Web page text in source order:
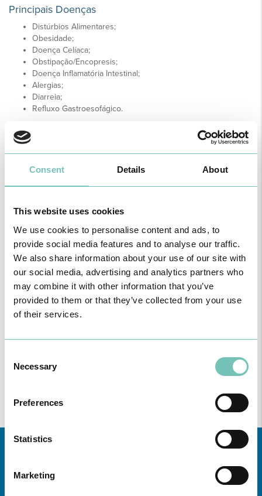
Consent Details About
This website uses cookies
We use cookies to personalise content and ads, to
provide social media features and to analyse our traffic.
We also share information about your use of our site with
our social media, advertising and analytics partners who
may combine it with other information that you’ve
provided to them or that they’ve collected from your use
of their services.
Selection
Necessary
Preferences
Statistics
Marketing
Principais Doenças
Distúrbios Alimentares;
Obesidade;
Doença Celíaca;
Obstipação/Encopresis;
Doença Inflamatória Intestinal;
Alergias;
Diarreia;
Refluxo Gastroesofágico.
Pontos Fortes da Especialidade
Nutricional – acompanhamento de crianças com má progressão
ponderal e em esquema de nutrição parentérica ou entérica no
ESPECIALIDADE DISPONÍVEL NAS UNIDADES
Região
Todas
unidades
Consulte aqui
todas as informações sobre a Especialidade nas
Unidades de saúde CUF da zona da Grande Lisboa, Norte,